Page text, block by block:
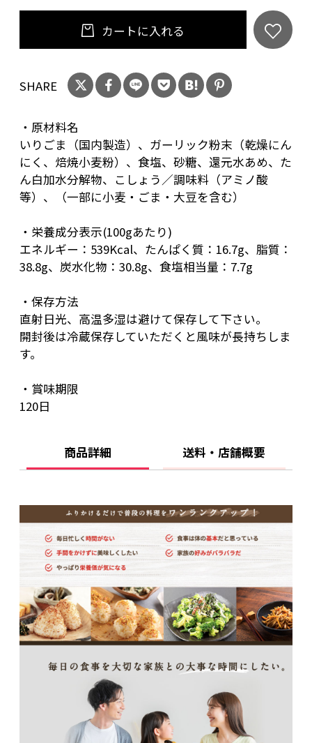
カートに入れる
SHARE
・原材料名
いりごま（国内製造）、ガーリック粉末（乾燥にん
にく、焙焼小麦粉）、食塩、砂糖、還元水あめ、た
ん白加水分解物、こしょう／調味料（アミノ酸
等）、（一部に小麦・ごま・大豆を含む）
・栄養成分表示(100gあたり)
エネルギー：539Kcal、たんぱく質：16.7g、脂質：
38.8g、炭水化物：30.8g、食塩相当量：7.7g
・保存方法
直射日光、高温多湿は避けて保存して下さい。
開封後は冷蔵保存していただくと風味が長持ちしま
す。
・賞味期限
120日
商品詳細 送料・店舗概要